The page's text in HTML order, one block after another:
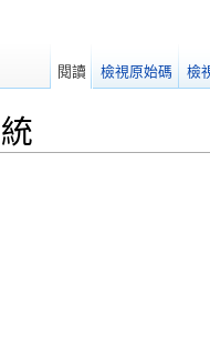
閱讀 檢視原始碼 檢